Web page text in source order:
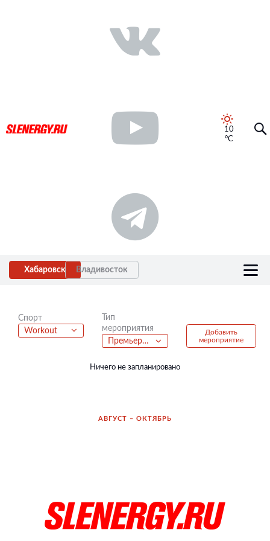
10
°C
Хабаровск Владивосток
Спорт
Workout
Тип
мероприятия
Премьера фильма
Добавить
мероприятие
Ничего не запланировано
АВГУСТ – ОКТЯБРЬ